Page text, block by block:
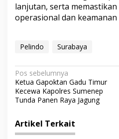
lanjutan, serta
operasional dan
Pelindo Surabaya
N
a
v
i
g
Pos sebelumnya
Ketua Gapoktan Gadu Timur
Kecewa Kapolres Sumenep
Tunda Panen Raya Jagung
Artikel Terkait